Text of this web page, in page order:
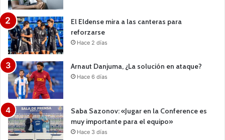
El Eldense mira a las canteras para
reforzarse
Hace 2 días
Arnaut Danjuma, ¿La solución en ataque?
Hace 6 días
Saba Sazonov: «Jugar en la Conference es
muy importante para el equipo»
Hace 3 días